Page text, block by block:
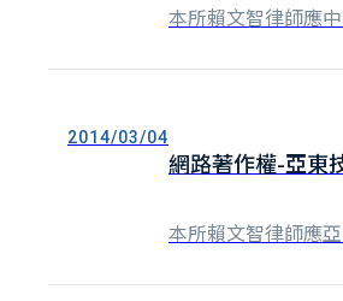
本所賴文智律師應
2014/03/04
網路著作權-亞東
本所賴文智律師應